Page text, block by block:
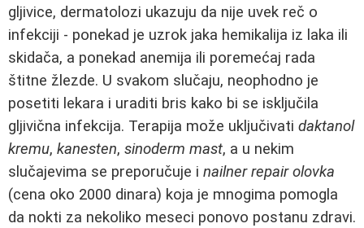
gljivice, dermatolozi ukazuju da nije uvek reč o
infekciji - ponekad je uzrok jaka hemikalija iz laka ili
skidača, a ponekad anemija ili poremećaj rada
štitne žlezde. U svakom slučaju, neophodno je
posetiti lekara i uraditi bris kako bi se isključila
gljivična infekcija. Terapija može uključivati daktanol
kremu, kanesten, sinoderm mast, a u nekim
slučajevima se preporučuje i nailner repair olovka
(cena oko 2000 dinara) koja je mnogima pomogla
da nokti za nekoliko meseci ponovo postanu zdravi.